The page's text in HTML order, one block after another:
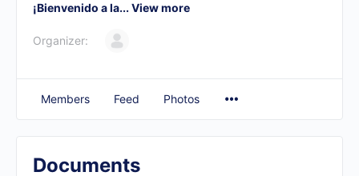
¡Bienvenido a la... View more
Organizer:
Members Feed Photos
Documents